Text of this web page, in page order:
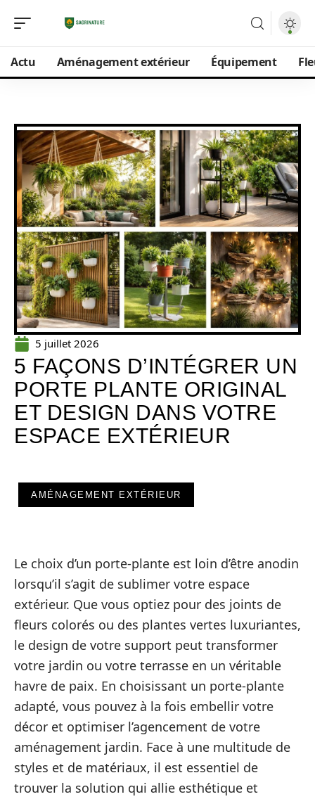
Actu Aménagement extérieur Équipement
5 juillet 2026
5 FAÇONS D’INTÉGRER UN
PORTE PLANTE ORIGINAL
ET DESIGN DANS VOTRE
ESPACE EXTÉRIEUR
AMÉNAGEMENT EXTÉRIEUR
Le choix d’un porte-plante est loin d’être anodin
lorsqu’il s’agit de sublimer votre espace
extérieur. Que vous optiez pour des joints de
fleurs colorés ou des plantes vertes luxuriantes,
le design de votre support peut transformer
votre jardin ou votre terrasse en un véritable
havre de paix. En choisissant un porte-plante
adapté, vous pouvez à la fois embellir votre
décor et optimiser l’agencement de votre
aménagement jardin. Face à une multitude de
styles et de matériaux, il est essentiel de
trouver la solution qui allie esthétique et